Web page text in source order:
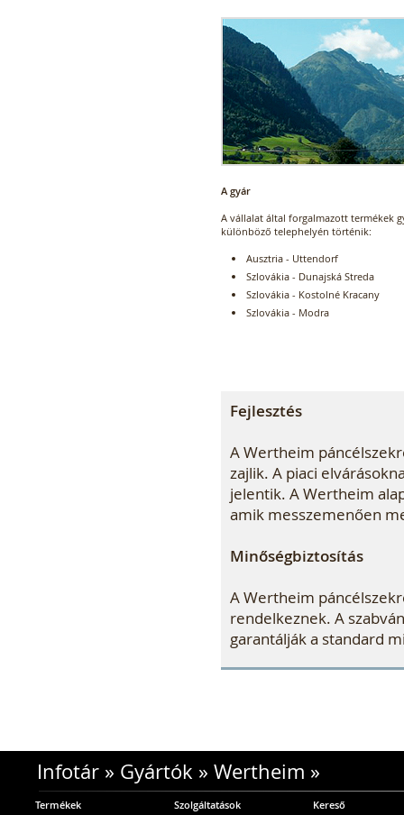
A gyár
A vállalat által forgalmazott termékek
különböző telephelyén történik:
Ausztria - Uttendorf
Szlovákia - Dunajská Streda
Szlovákia - Kostolné Kracany
Szlovákia - Modra
Fejlesztés
A Wertheim
zajlik. A piaci
jelentik. A Wertheim
amik messzemenően
Minőségbiztosítás
A Wertheim
rendelkeznek. A
garantálják a standard
Infotár» Gyártók » Wertheim »
Termékek
Szolgáltatások
Kereső